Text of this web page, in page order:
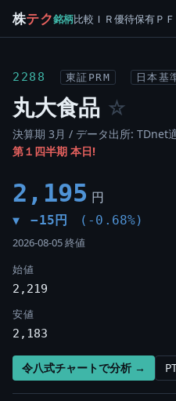
株テク銘柄比較 ＩＲ優待保有ＰＦ
2288 東証PRM 日本基
丸大食品 ☆
決算期 3月 / データ出所: TDnet
第１四半期 本日!
2,195 円
▼ −15円 (-0.68%)
2026-08-05 終値
始値
2,219
安値
2,183
令八式チャートで分析 →